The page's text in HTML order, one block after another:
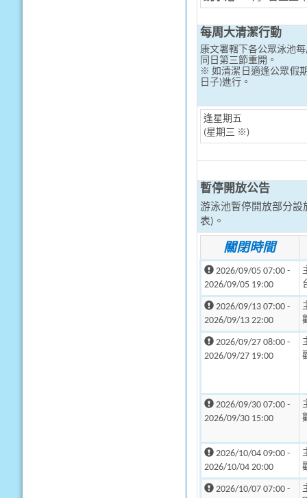
每周大清潔行動
康文署轄下各公眾泳池
同日第三節重開。
※ 如清潔日適逢公眾假
日子)進行。
逢星期五
(星期三 ※)
暫停開放公告
游泳池暫停開放部分設
表)。
關閉時間
2026/09/05 07:00 -
2026/09/05 19:00
2026/09/13 07:00 -
2026/09/13 22:00
2026/09/27 08:00 -
2026/09/27 19:00
2026/09/30 07:00 -
2026/09/30 15:00
2026/10/04 09:00 -
2026/10/04 20:00
2026/10/07 07:00 -